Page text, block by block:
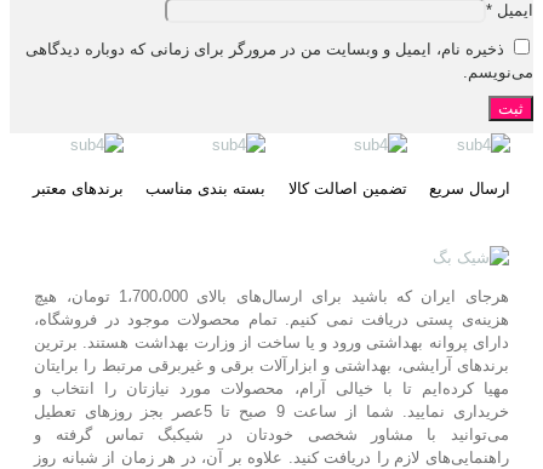
ایمیل *
ذخیره نام، ایمیل و وبسایت من در مرورگر برای زمانی که دوباره دیدگاهی
می‌نویسم.
ارسال سریع تضمین اصالت کالا بسته بندی مناسب برندهای معتبر
هرجای ایران که باشید برای ارسال‌های بالای 1،700،000 تومان، هیچ
هزینه‌ی پستی دریافت نمی کنیم. تمام محصولات موجود در فروشگاه،
دارای پروانه بهداشتی ورود و یا ساخت از وزارت بهداشت هستند. برترین‌
برندهای آرایشی، بهداشتی و ابزارآلات برقی و غیربرقی مرتبط را برایتان
مهیا کرده‌ایم تا با خیالی آرام، محصولات مورد نیازتان را انتخاب و
خریداری نمایید. شما از ساعت 9 صبح تا 5عصر بجز روزهای تعطیل
می‌توانید با مشاور شخصی خودتان در شیکبگ تماس گرفته و
راهنمایی‌های لازم را دریافت کنید. علاوه بر آن، در هر زمان از شبانه روز